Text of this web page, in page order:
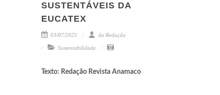
SUSTENTÁVEIS DA
EUCATEX
03/07/2025 da Redação
Sustentabilidade
Texto: Redação Revista Anamaco